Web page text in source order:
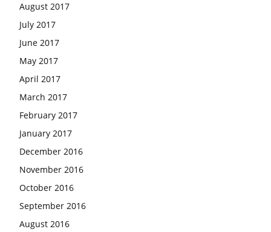
August 2017
July 2017
June 2017
May 2017
April 2017
March 2017
February 2017
January 2017
December 2016
November 2016
October 2016
September 2016
August 2016